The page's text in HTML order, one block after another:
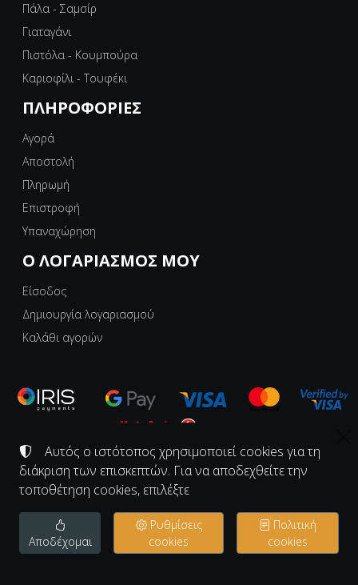
Πάλα - Σαμσίρ
Γιαταγάνι
Πιστόλα - Κουμπούρα
Καριοφίλι - Τουφέκι
ΠΛΗΡΟΦΟΡΊΕΣ
Αγορά
Αποστολή
Πληρωμή
Επιστροφή
Υπαναχώρηση
Ο ΛΟΓΑΡΙΑΣΜΌΣ ΜΟΥ
Είσοδος
Δημιουργία λογαριασμού
Καλάθι αγορών
©2008-2026 ΕΡΓΑΣΤΗΡΙΟ ΚΟΝΑΚΙ - KONAKI.GR
Αριθμός ΓΕΜΗ: 139997726000
Ρυθμίσεις cookies
TORUS website
Αυτός ο ιστότοπος χρησιμοποιεί cookies για τη
διάκριση των επισκεπτών. Για να αποδεχθείτε την
τοποθέτηση cookies, επιλέξτε
Αποδέχομαι
Ρυθμίσεις
cookies
Πολιτική
cookies